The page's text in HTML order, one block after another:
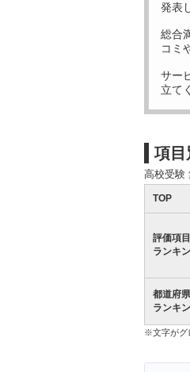
発表
総合
コミ
サー
立て
項目
高校受験
TOP
評価項
ランキ
都道府
ランキ
※文字がグ